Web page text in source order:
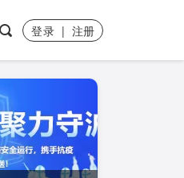
登录 | 注册